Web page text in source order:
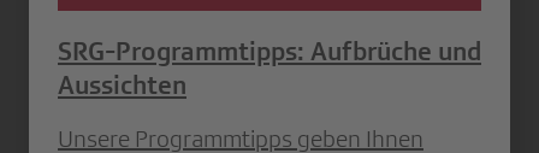
SRG-Programmtipps: Aufbrüche und
Aussichten
Unsere Programmtipps geben Ihnen